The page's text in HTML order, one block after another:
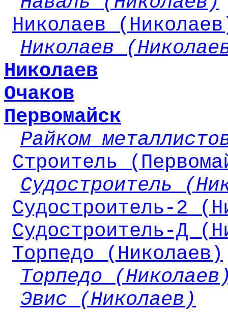
Николаев
Николаев
Николаев
Очаков
Первомайск
Райком
Строитель
Судостроитель
Судостроитель-2
Судостроитель-Д
Торпедо (Николаев)
Торпедо
Эвис (Николаев)